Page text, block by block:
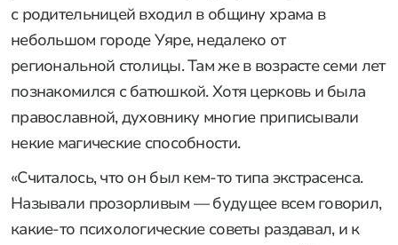
с родительницей входил в общину храма в
небольшом городе Уяре, недалеко от
региональной столицы. Там же в возрасте семи лет
познакомился с батюшкой. Хотя церковь и была
православной, духовнику многие приписывали
некие магические способности.
«Считалось, что он был кем-то типа экстрасенса.
Называли прозорливым — будущее всем говорил,
какие-то психологические советы раздавал, и к